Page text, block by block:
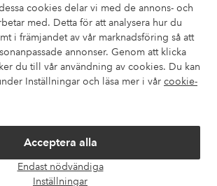
cookies delar vi med de annons- och
med. Detta för att analysera hur du
i främjandet av vår marknadsföring så att
annonser. Genom att klicka
du till vår användning av cookies. Du kan
Inställningar och läsa mer i vår cookie-
Acceptera alla
Endast nödvändiga
Inställningar